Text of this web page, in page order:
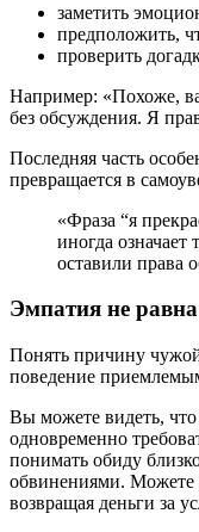
заметить
предположить,
проверить
Например: «Похоже,
без обсуждения. Я
Последняя часть
превращается в
«Фраза “я
иногда означает
оставили права
Эмпатия не
Понять причину
поведение
Вы можете видеть,
одновременно
понимать обиду
обвинениями. Можете
возвращая деньги за